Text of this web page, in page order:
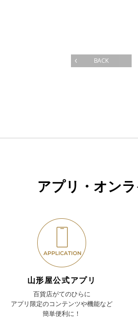
BACK
アプリ・オン
山形屋公式アプリ
百貨店がてのひらに
アプリ限定のコンテンツや機能など
簡単便利に！